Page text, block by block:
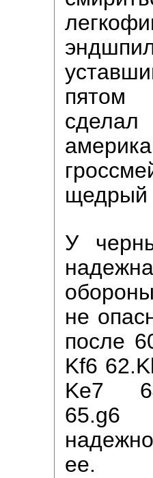
сделал
щедрый
У
не
после
Kf6
Ke7
ее.